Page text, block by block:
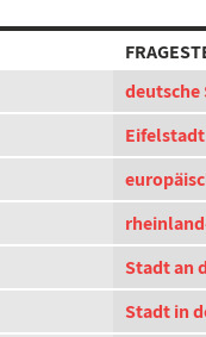
deutsche
Stadt an
Stadt in